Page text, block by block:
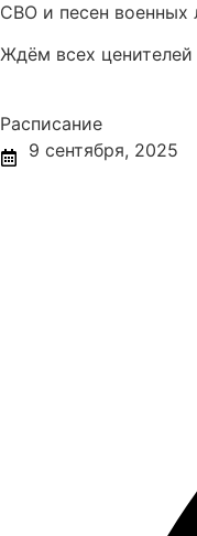
СВО и песен военных
Ждём всех
Расписание
9 сентября, 2025